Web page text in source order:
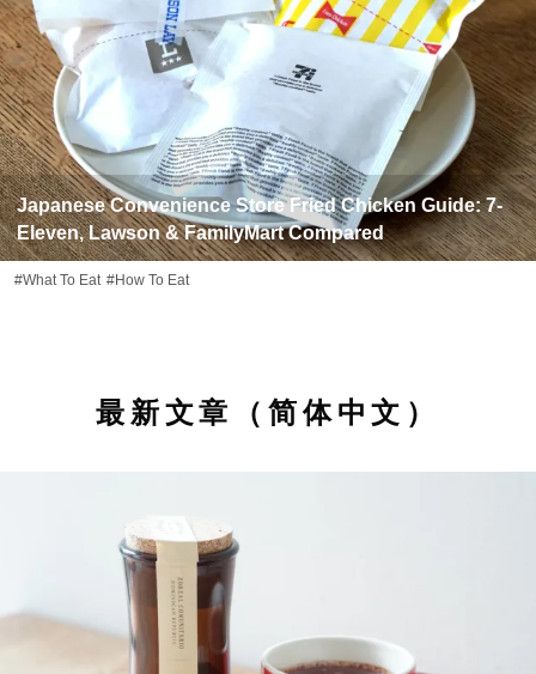
Japanese Convenience Store Fried Chicken Guide: 7-
Eleven, Lawson & FamilyMart Compared
#What To Eat #How To Eat
最新文章（简体中文）